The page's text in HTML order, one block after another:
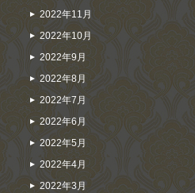
2022年11月
2022年10月
2022年9月
2022年8月
2022年7月
2022年6月
2022年5月
2022年4月
2022年3月